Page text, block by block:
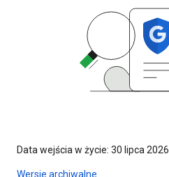
Data wejścia w życie: 30 lipca 2026
Wersje archiwalne